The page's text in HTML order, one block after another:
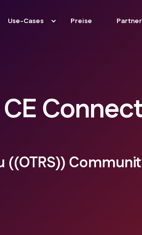
Use-Cases Preise Partner